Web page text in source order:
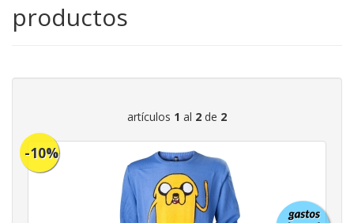
productos
artículos 1 al 2 de 2
-10%